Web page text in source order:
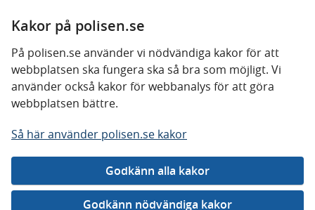
Kakor på polisen.se
På polisen.se använder vi nödvändiga kakor för att
webbplatsen ska fungera ska så bra som möjligt. Vi
använder också kakor för webbanalys för att göra
webbplatsen bättre.
Så här använder polisen.se kakor